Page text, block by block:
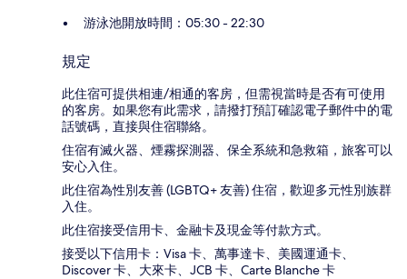
游泳池開放時間：05:30 - 22:30
規定
此住宿可提供相連/相通的客房，但需視當時是否有可使用
的客房。如果您有此需求，請撥打預訂確認電子郵件中的電
話號碼，直接與住宿聯絡。
住宿有滅火器、煙霧探測器、保全系統和急救箱，旅客可以
安心入住。
此住宿為性別友善 (LGBTQ+ 友善) 住宿，歡迎多元性別族群
入住。
此住宿接受信用卡、金融卡及現金等付款方式。
接受以下信用卡：Visa 卡、萬事達卡、美國運通卡、
Discover 卡、大來卡、JCB 卡、Carte Blanche 卡